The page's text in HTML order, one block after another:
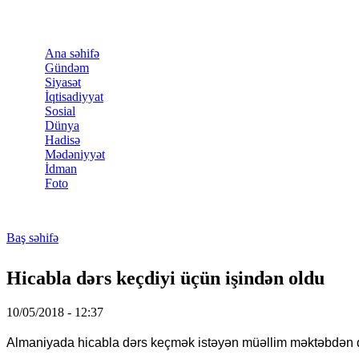
Ana səhifə
Gündəm
Siyasət
İqtisadiyyat
Sosial
Dünya
Hadisə
Mədəniyyət
İdman
Foto
Baş səhifə
Hicabla dərs keçdiyi üçün işindən oldu
10/05/2018 - 12:37
Almaniyada hicabla dərs keçmək istəyən müəllim məktəbdən